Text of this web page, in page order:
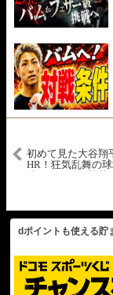
初めて見た大谷翔
HR！狂気乱舞の
dポイントも使える貯